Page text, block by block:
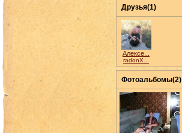
Друзья(1)
Алексе...
radonX...
Фотоальбомы(2)